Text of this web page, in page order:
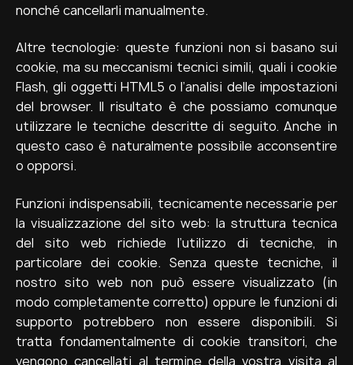
nonché cancellarli manualmente.
Altre tecnologie: queste funzioni non si basano sui
cookie, ma su meccanismi tecnici simili, quali i cookie
Flash, gli oggetti HTML5 o l’analisi delle impostazioni
del browser. Il risultato è che possiamo comunque
utilizzare le tecniche descritte di seguito. Anche in
questo caso è naturalmente possibile acconsentire
o opporsi.
Funzioni indispensabili, tecnicamente necessarie per
la visualizzazione del sito web: la struttura tecnica
del sito web richiede l’utilizzo di tecniche, in
particolare dei cookie. Senza queste tecniche, il
nostro sito web non può essere visualizzato (in
modo completamente corretto) oppure le funzioni di
supporto potrebbero non essere disponibili. Si
tratta fondamentalmente di cookie transitori, che
vengono cancellati al termine della vostra visita al